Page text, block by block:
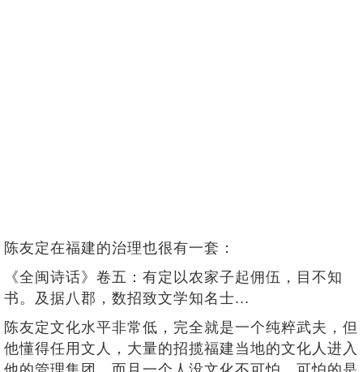
陈友定在福建的治理也很有一套：
《全闽诗话》卷五：有定以农家子起佣伍，目不知
书。及据八郡，数招致文学知名士...
陈友定文化水平非常低，完全就是一个纯粹武夫，但
他懂得任用文人，大量的招揽福建当地的文化人进入